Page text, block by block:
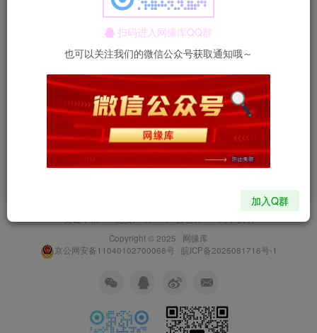
暂无内容
友链申请 免责声明 广告合作 关于我们
Copyright © 2025 · 网缘库
京公网安备11040102700068号 · 皖ICP备2025081716号-1
扫码进入网缘库QQ群
也可以关注我们的微信公众号获取通知哦～
加入Q群